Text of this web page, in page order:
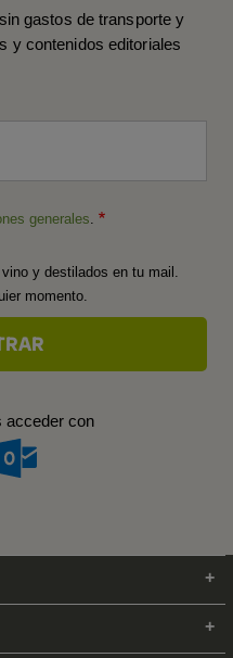
gastos de transporte y
y contenidos editoriales
generales
y destilados en tu mail.
momento.
acceder con